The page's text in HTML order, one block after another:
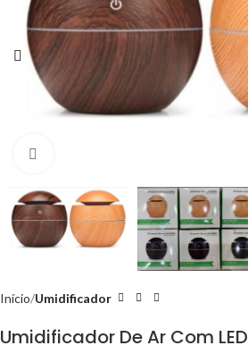
Início Umidificador
Umidificador De Ar Com LED